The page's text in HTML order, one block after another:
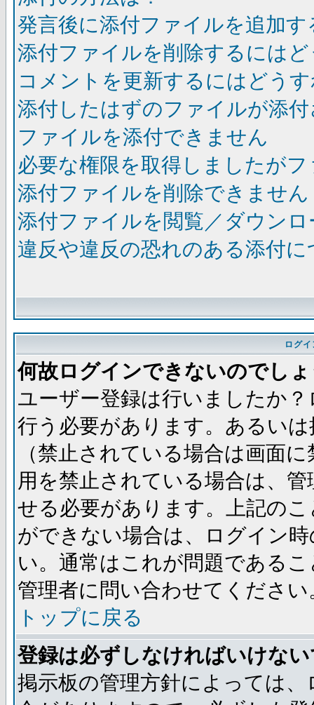
発言後に添付ファイルを追加
添付ファイルを削除するには
コメントを更新するにはどう
添付したはずのファイルが添
ファイルを添付できません
必要な権限を取得しましたが
添付ファイルを削除できません
添付ファイルを閲覧／ダウン
違反や違反の恐れのある添付
ログ
何故ログインできないのでし
ユーザー登録は行いましたか
行う必要があります。あるい
（禁止されている場合は画面
用を禁止されている場合は、
せる必要があります。上記の
ができない場合は、ログイン
い。通常はこれが問題である
管理者に問い合わせてください
トップに戻る
登録は必ずしなければいけな
掲示板の管理方針によっては